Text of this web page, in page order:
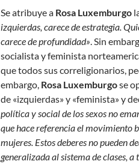
Se atribuye a Rosa Luxemburgo
izquierdas, carece de estrategia.
carece de profundidad». Sin
socialista y feminista
que todos sus correligionarios,
embargo, Rosa Luxemburgose
de «izquierdas» y «feminista» y
política y social de los sexos no
que hace referencia el movimiento
mujeres. Estos deberes no pueden
generalizada al sistema de clases,